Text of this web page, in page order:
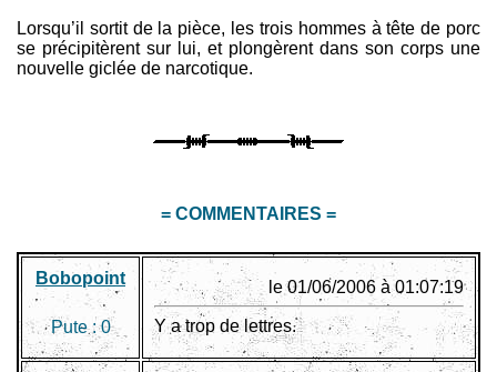
Lorsqu’il sortit de la pièce, les trois hommes à tête de porc
se précipitèrent sur lui, et plongèrent dans son corps une
nouvelle giclée de narcotique.
= COMMENTAIRES =
Bobopoint
Pute :0
le 01/06/2006 à 01:07:19
Y a trop de lettres.